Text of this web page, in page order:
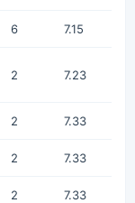
6 7.15
2 7.23
2 7.33
2 7.33
2 7.33